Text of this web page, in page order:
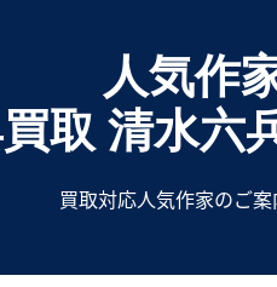
人気作
取 清水六
買取対応人気作家のご案